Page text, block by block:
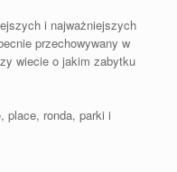
i najważniejszych
przechowywany w
wiecie o jakim zabytku
place, ronda, parki i